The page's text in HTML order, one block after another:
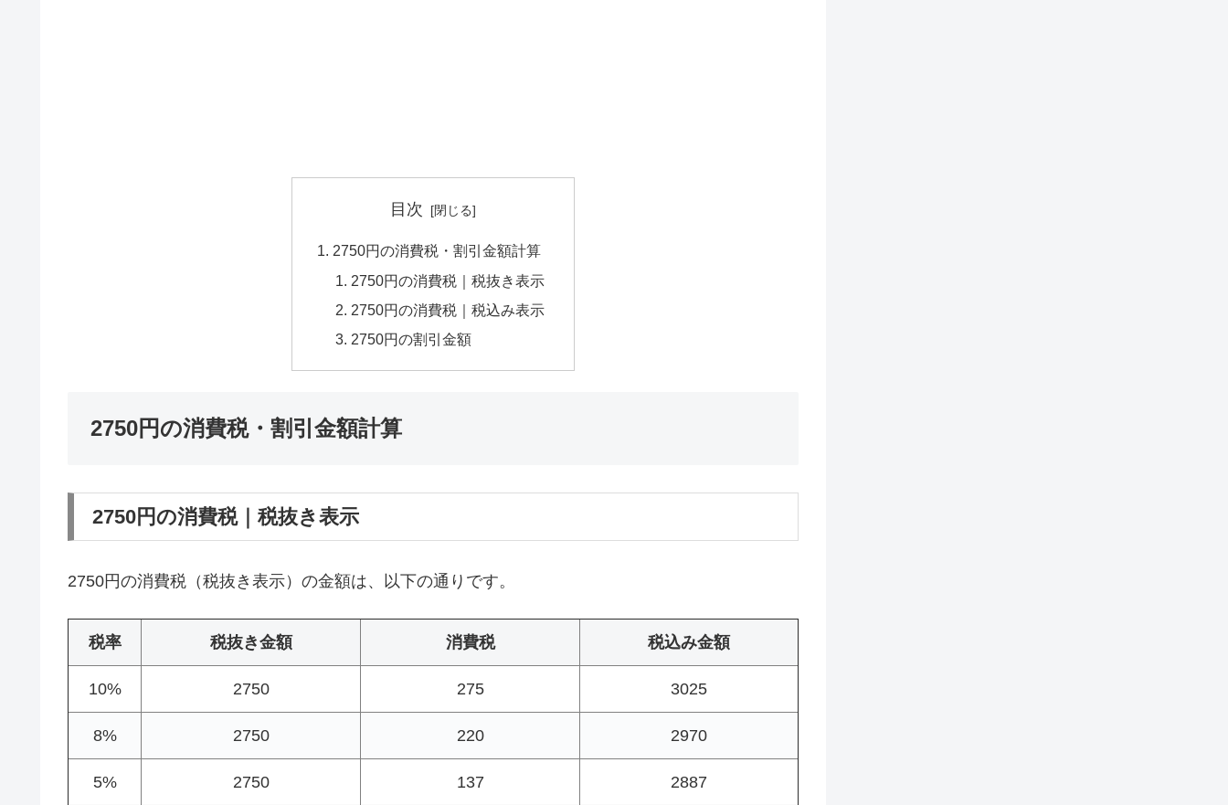
目次
2750円の消費税・割引金額計算
2750円の消費税｜税抜き表示
2750円の消費税｜税込み表示
2750円の割引金額
2750円の消費税・割引金額計算
2750円の消費税｜税抜き表示
2750円の消費税（税抜き表示）の金額は、以下の通りです。
税率 税抜き金額 消費税 税込み金額
10% 2750 275 3025
8% 2750 220 2970
5% 2750 137 2887